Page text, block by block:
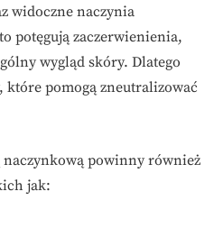
widoczne naczynia
potęgują zaczerwienienia,
wygląd skóry. Dlatego
pomogą zneutralizować
naczynkową powinny również
jak: